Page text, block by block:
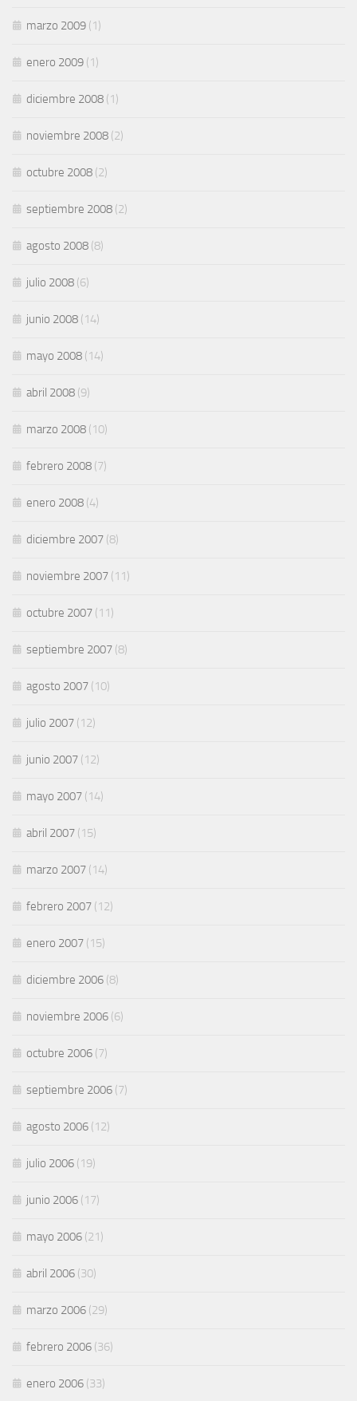
marzo 2009 (1)
enero 2009 (1)
diciembre 2008 (1)
noviembre 2008 (2)
octubre 2008 (2)
septiembre 2008 (2)
agosto 2008 (8)
julio 2008 (6)
junio 2008 (14)
mayo 2008 (14)
abril 2008 (9)
marzo 2008 (10)
febrero 2008 (7)
enero 2008 (4)
diciembre 2007 (8)
noviembre 2007 (11)
octubre 2007 (11)
septiembre 2007 (8)
agosto 2007 (10)
julio 2007 (12)
junio 2007 (12)
mayo 2007 (14)
abril 2007 (15)
marzo 2007 (14)
febrero 2007 (12)
enero 2007 (15)
diciembre 2006 (8)
noviembre 2006 (6)
octubre 2006 (7)
septiembre 2006 (7)
agosto 2006 (12)
julio 2006 (19)
junio 2006 (17)
mayo 2006 (21)
abril 2006 (30)
marzo 2006 (29)
febrero 2006 (36)
enero 2006 (33)